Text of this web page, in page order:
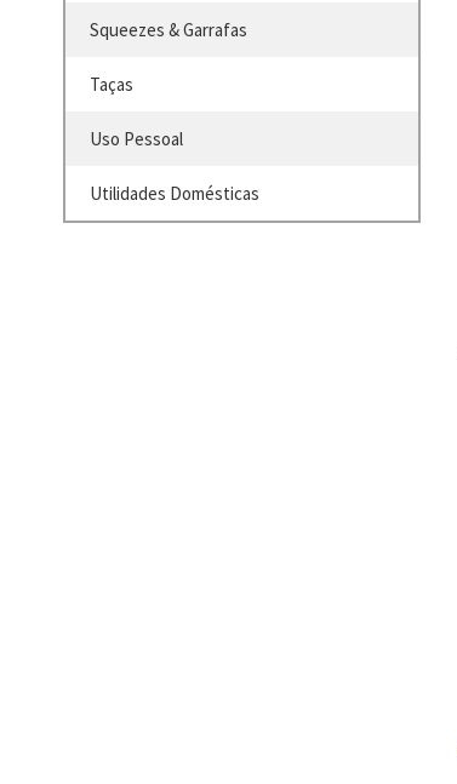
Squeezes & Garrafas
Taças
Uso Pessoal
Utilidades Domésticas